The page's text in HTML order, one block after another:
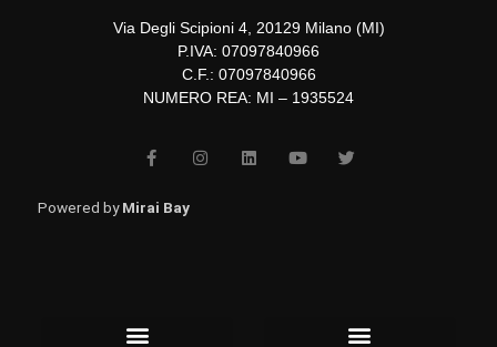
Via Degli Scipioni 4, 20129 Milano (MI)
P.IVA: 07097840966
C.F.: 07097840966
NUMERO REA: MI – 1935524
a
c
b
n
s
i
n
o w
i
Powered byMirai Bay
Menu Menu